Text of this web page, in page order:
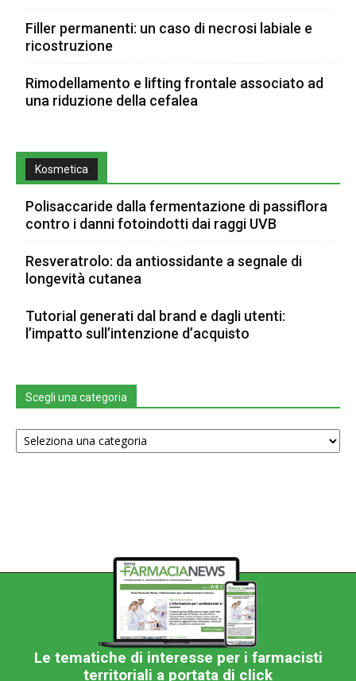
Filler permanenti: un caso di necrosi labiale e
ricostruzione
Rimodellamento e lifting frontale associato ad
una riduzione della cefalea
Kosmetica
Polisaccaride dalla fermentazione di passiflora
contro i danni fotoindotti dai raggi UVB
Resveratrolo: da antiossidante a segnale di
longevità cutanea
Tutorial generati dal brand e dagli utenti:
l’impatto sull’intenzione d’acquisto
Scegli una categoria
Scegli
una
Le tematiche di interesse per i farmacisti
territoriali a portata di click